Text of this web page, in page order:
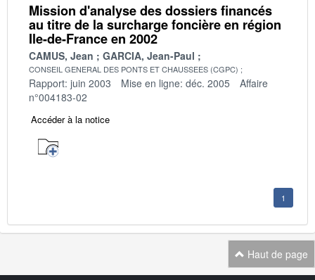
Mission d'analyse des dossiers financés
au titre de la surcharge foncière en région
Ile-de-France en 2002
CAMUS, Jean GARCIA, Jean-Paul
CONSEIL GENERAL DES PONTS ET CHAUSSEES (CGPC)
Rapport: juin 2003 Mise en ligne: déc. 2005
Affaire
n°004183-02
Accéder à la notice
1
Haut de page